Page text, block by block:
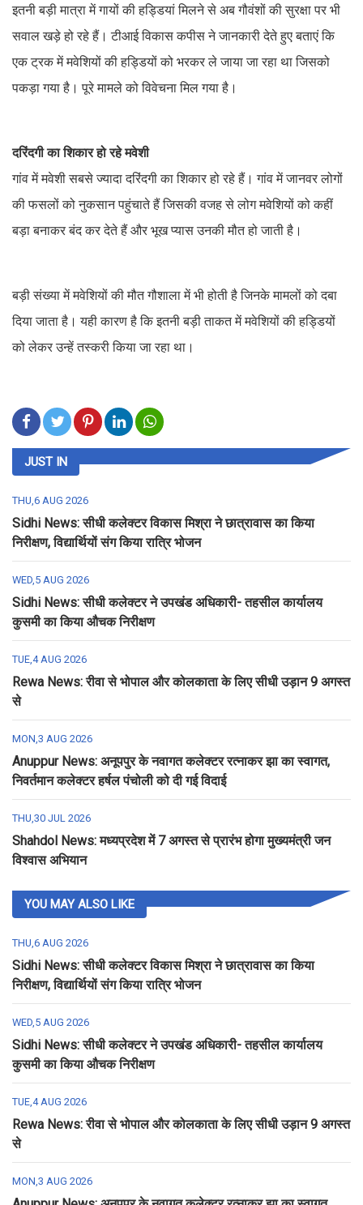
इतनी बड़ी मात्रा में गायों की हड्डियां मिलने से अब गौवंशों की सुरक्षा पर भी
सवाल खड़े हो रहे हैं। टीआई विकास कपीस ने जानकारी देते हुए बताएं कि
एक ट्रक में मवेशियों की हड्डियों को भरकर ले जाया जा रहा था जिसको
पकड़ा गया है। पूरे मामले को विवेचना मिल गया है।
दरिंदगी का शिकार हो रहे मवेशी
गांव में मवेशी सबसे ज्यादा दरिंदगी का शिकार हो रहे हैं। गांव में जानवर लोगों
की फसलों को नुकसान पहुंचाते हैं जिसकी वजह से लोग मवेशियों को कहीं
बड़ा बनाकर बंद कर देते हैं और भूख प्यास उनकी मौत हो जाती है।
बड़ी संख्या में मवेशियों की मौत गौशाला में भी होती है जिनके मामलों को दबा
दिया जाता है। यही कारण है कि इतनी बड़ी ताकत में मवेशियों की हड्डियों
को लेकर उन्हें तस्करी किया जा रहा था।
JUST IN
THU,6 AUG 2026
Sidhi News: सीधी कलेक्टर विकास मिश्रा ने छात्रावास का किया
निरीक्षण, विद्यार्थियों संग किया रात्रि भोजन
WED,5 AUG 2026
Sidhi News: सीधी कलेक्टर ने उपखंड अधिकारी- तहसील कार्यालय
कुसमी का किया औचक निरीक्षण
TUE,4 AUG 2026
Rewa News: रीवा से भोपाल और कोलकाता के लिए सीधी उड़ान 9 अगस्त
से
MON,3 AUG 2026
Anuppur News: अनूपपुर के नवागत कलेक्टर रत्नाकर झा का स्वागत,
निवर्तमान कलेक्टर हर्षल पंचोली को दी गई विदाई
THU,30 JUL 2026
Shahdol News: मध्यप्रदेश में 7 अगस्त से प्रारंभ होगा मुख्यमंत्री जन
विश्वास अभियान
YOU MAY ALSO LIKE
THU,6 AUG 2026
Sidhi News: सीधी कलेक्टर विकास मिश्रा ने छात्रावास का किया
निरीक्षण, विद्यार्थियों संग किया रात्रि भोजन
WED,5 AUG 2026
Sidhi News: सीधी कलेक्टर ने उपखंड अधिकारी- तहसील कार्यालय
कुसमी का किया औचक निरीक्षण
TUE,4 AUG 2026
Rewa News: रीवा से भोपाल और कोलकाता के लिए सीधी उड़ान 9 अगस्त
से
MON,3 AUG 2026